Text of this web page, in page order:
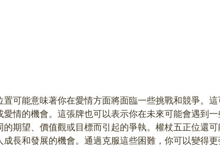
可能意味著你在愛情方面將面臨一些挑戰和競爭。
情的機會。這張牌也可以表示你在未來可能會遇到
的期望、價值觀或目標而引起的爭執。權杖五正位還
長和發展的機會。通過克服這些困難，你可以變得